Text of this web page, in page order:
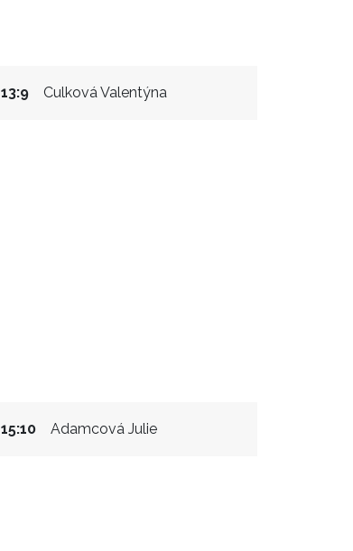
Culková Valentýna
13:9
Adamcová Julie
15:10